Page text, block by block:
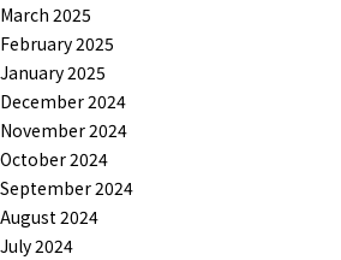
March 2025
February 2025
January 2025
December 2024
November 2024
October 2024
September 2024
August 2024
July 2024